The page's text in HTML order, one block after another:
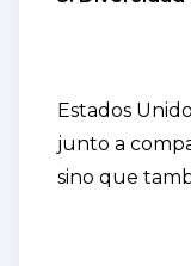
Estados
junto a
sino que